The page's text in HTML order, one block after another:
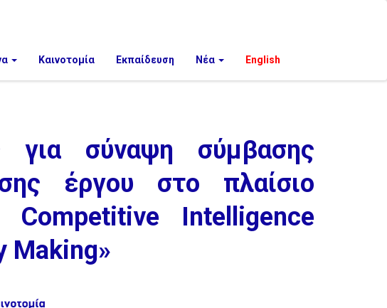
Καινοτομία Εκπαίδευση Νέα English
για σύναψη σύμβασης
έργου στο πλαίσιο
Intelligence
Making»